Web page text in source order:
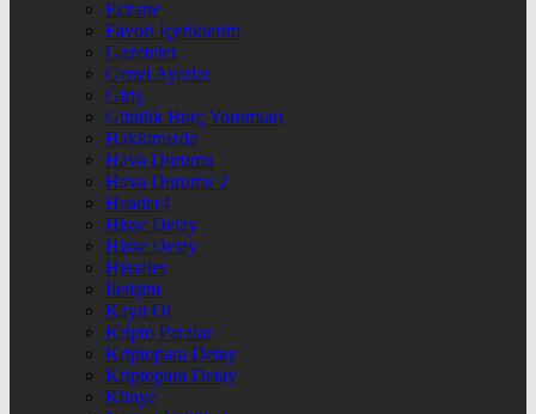
Eczane
Favori İçeriklerim
Gazeteler
Genel Ayarlar
Giriş
Günlük Burç Yorumları
Hakkımızda
Hava Durumu
Hava Durumu 2
Header4
Hisse Detay
Hisse Detay
Hisseler
İletişim
Kayıt Ol
Kripto Paralar
Kriptopara Detay
Kriptopara Detay
Künye